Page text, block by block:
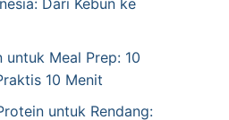
Dari Kebun ke
untuk Meal Prep: 10
10 Menit
untuk Rendang: